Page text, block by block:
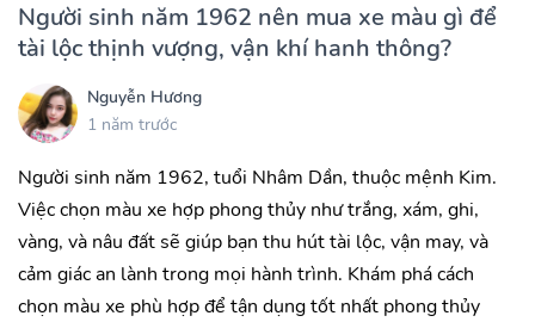
Người sinh năm 1962 nên mua xe màu gì để
tài lộc thịnh vượng, vận khí hanh thông?
Nguyễn Hương
1 năm trước
Người sinh năm 1962, tuổi Nhâm Dần, thuộc mệnh Kim.
Việc chọn màu xe hợp phong thủy như trắng, xám, ghi,
vàng, và nâu đất sẽ giúp bạn thu hút tài lộc, vận may, và
cảm giác an lành trong mọi hành trình. Khám phá cách
chọn màu xe phù hợp để tận dụng tốt nhất phong thủy